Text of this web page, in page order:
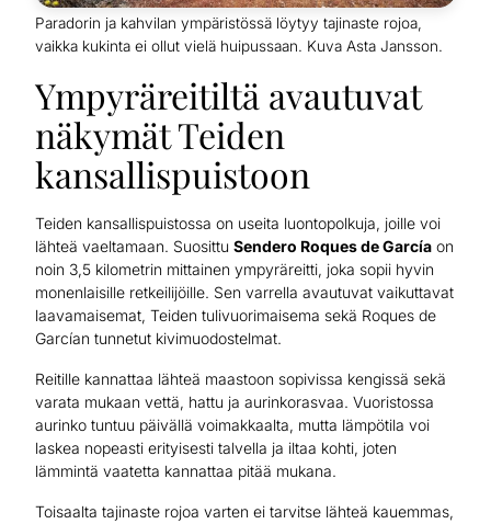
Paradorin ja kahvilan ympäristössä löytyy tajinaste rojoa,
vaikka kukinta ei ollut vielä huipussaan. Kuva Asta Jansson.
Ympyräreitiltä avautuvat
näkymät Teiden
kansallispuistoon
Teiden kansallispuistossa on useita luontopolkuja, joille voi
lähteä vaeltamaan. Suosittu Sendero Roques de García on
noin 3,5 kilometrin mittainen ympyräreitti, joka sopii hyvin
monenlaisille retkeilijöille. Sen varrella avautuvat vaikuttavat
laavamaisemat, Teiden tulivuorimaisema sekä Roques de
Garcían tunnetut kivimuodostelmat.
Reitille kannattaa lähteä maastoon sopivissa kengissä sekä
varata mukaan vettä, hattu ja aurinkorasvaa. Vuoristossa
aurinko tuntuu päivällä voimakkaalta, mutta lämpötila voi
laskea nopeasti erityisesti talvella ja iltaa kohti, joten
lämmintä vaatetta kannattaa pitää mukana.
Toisaalta tajinaste rojoa varten ei tarvitse lähteä kauemmas,